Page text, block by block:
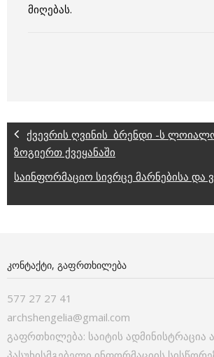
მიღებას.
ქვევრის ღვინის ბრენდი -ს
ზოგიერთ ქვეყანაში
საინფორმაციო სივრცე მარნებისა და
ᲙᲝᲜᲢᲐᲥᲢᲘ, ᲒᲐᲤᲠᲗᲮᲘᲚᲔᲑᲐ
577 27 27 41
archshengelia@gmail.com
გაფრთხილება: საიტის ადმინისტრაცია